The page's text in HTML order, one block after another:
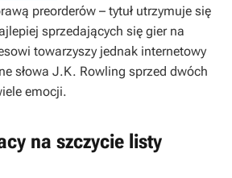
preorderów – tytuł utrzymuje się
sprzedających się gier na
towarzyszy jednak internetowy
słowa J.K. Rowling sprzed dwóch
emocji.
na szczycie listy